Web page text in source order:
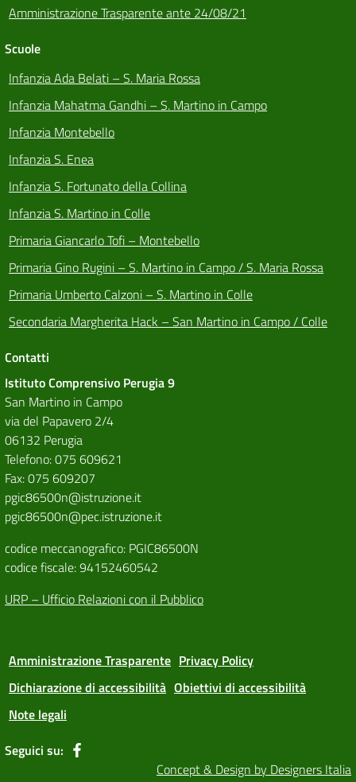
Amministrazione Trasparente ante 24/08/21
Scuole
Infanzia Ada Belati – S. Maria Rossa
Infanzia Mahatma Gandhi – S. Martino in Campo
Infanzia Montebello
Infanzia S. Enea
Infanzia S. Fortunato della Collina
Infanzia S. Martino in Colle
Primaria Giancarlo Tofi – Montebello
Primaria Gino Rugini – S. Martino in Campo / S. Maria Rossa
Primaria Umberto Calzoni – S. Martino in Colle
Secondaria Margherita Hack – San Martino in Campo / Colle
Contatti
Istituto Comprensivo Perugia 9
San Martino in Campo
via del Papavero 2/4
06132 Perugia
Telefono: 075 609621
Fax: 075 609207
pgic86500n@istruzione.it
pgic86500n@pec.istruzione.it
codice meccanografico: PGIC86500N
codice fiscale: 94152460542
URP – Ufficio Relazioni con il Pubblico
Amministrazione Trasparente Privacy Policy
Dichiarazione di accessibilità Obiettivi di accessibilità
Note legali
Seguici su:
Concept & Design by Designers Italia